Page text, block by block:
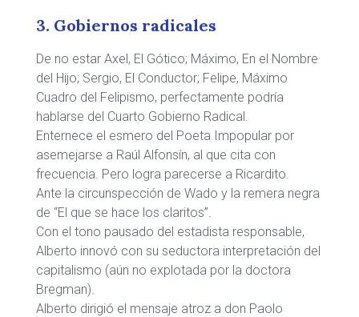
3. Gobiernos radicales
De no estar Axel, El Gótico; Máximo, En el Nombre
del Hijo; Sergio, El Conductor; Felipe, Máximo
Cuadro del Felipismo, perfectamente podría
hablarse del Cuarto Gobierno Radical.
Enternece el esmero del Poeta Impopular por
asemejarse a Raúl Alfonsín, al que cita con
frecuencia. Pero logra parecerse a Ricardito.
Ante la circunspección de Wado y la remera negra
de “El que se hace los claritos”.
Con el tono pausado del estadista responsable,
Alberto innovó con su seductora interpretación del
capitalismo (aún no explotada por la doctora
Bregman).
Alberto dirigió el mensaje atroz a don Paolo